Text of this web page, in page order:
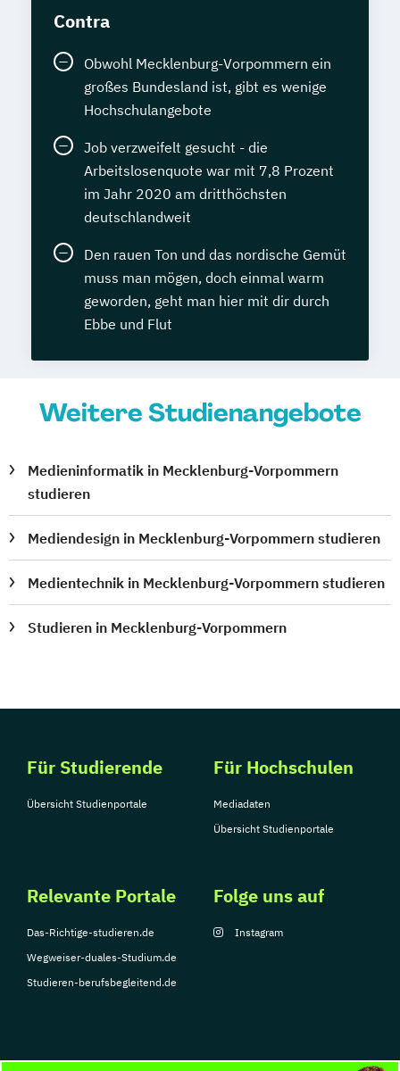
Contra
Obwohl Mecklenburg-Vorpommern ein
großes Bundesland ist, gibt es wenige
Hochschulangebote
Job verzweifelt gesucht - die
Arbeitslosenquote war mit 7,8 Prozent
im Jahr 2020 am dritthöchsten
deutschlandweit
Den rauen Ton und das nordische Gemüt
muss man mögen, doch einmal warm
geworden, geht man hier mit dir durch
Ebbe und Flut
Weitere Studienangebote
Medieninformatik in Mecklenburg-Vorpommern
studieren
Mediendesign in Mecklenburg-Vorpommern studieren
Medientechnik in Mecklenburg-Vorpommern studieren
Studieren in Mecklenburg-Vorpommern
Für Studierende
Übersicht Studienportale
Für Hochschulen
Mediadaten
Übersicht Studienportale
Relevante Portale
Das-Richtige-studieren.de
Wegweiser-duales-Studium.de
Studieren-berufsbegleitend.de
Folge uns auf
Instagram